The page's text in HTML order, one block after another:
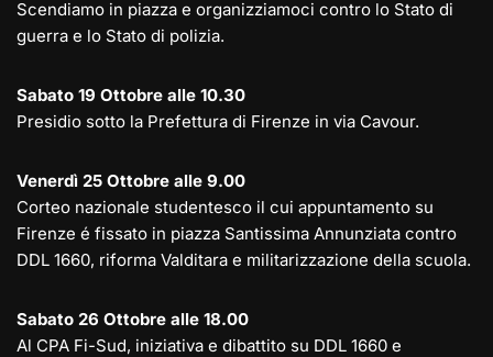
Scendiamo in piazza e organizziamoci contro lo Stato di
guerra e lo Stato di polizia.
Sabato 19 Ottobre alle 10.30
Presidio sotto la Prefettura di Firenze in via Cavour.
Venerdì 25 Ottobre alle 9.00
Corteo nazionale studentesco il cui appuntamento su
Firenze é fissato in piazza Santissima Annunziata contro
DDL 1660, riforma Valditara e militarizzazione della scuola.
Sabato 26 Ottobre alle 18.00
Al CPA Fi-Sud, iniziativa e dibattito su DDL 1660 e